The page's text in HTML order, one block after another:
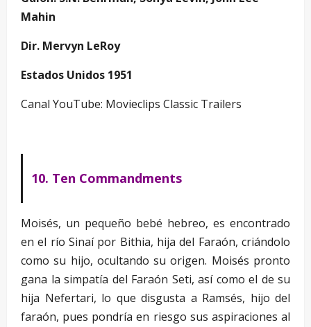
Mahin
Dir. Mervyn LeRoy
Estados Unidos 1951
Canal YouTube: Movieclips Classic Trailers
10. Ten Commandments
Moisés, un pequeño bebé hebreo, es encontrado
en el río Sinaí por Bithia, hija del Faraón, criándolo
como su hijo, ocultando su origen. Moisés pronto
gana la simpatía del Faraón Seti, así como el de su
hija Nefertari, lo que disgusta a Ramsés, hijo del
faraón, pues pondría en riesgo sus aspiraciones al